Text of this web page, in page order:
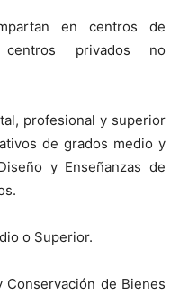
en centros de
privados no
profesional y superior
de grados medio y
y Enseñanzas de
o Superior.
Conservación de Bienes